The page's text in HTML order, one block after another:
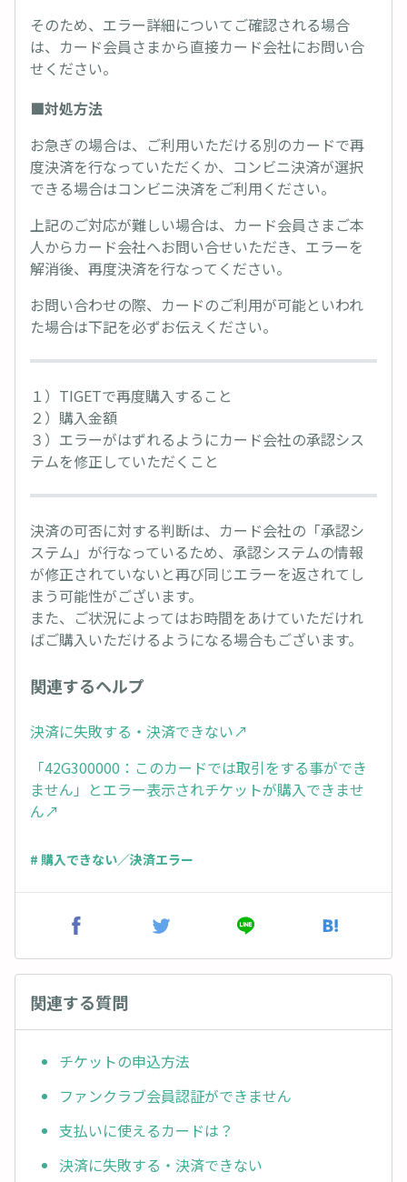
そのため、エラー詳細についてご確認される場合
は、カード会員さまから直接カード会社にお問い合
せください。
■対処方法
お急ぎの場合は、ご利用いただける別のカードで再
度決済を行なっていただくか、コンビニ決済が選択
できる場合はコンビニ決済をご利用ください。
上記のご対応が難しい場合は、カード会員さまご本
人からカード会社へお問い合せいただき、エラーを
解消後、再度決済を行なってください。
お問い合わせの際、カードのご利用が可能といわれ
た場合は下記を必ずお伝えください。
１）TIGETで再度購入すること
２）購入金額
３）エラーがはずれるようにカード会社の承認シス
テムを修正していただくこと
決済の可否に対する判断は、カード会社の「承認シ
ステム」が行なっているため、承認システムの情報
が修正されていないと再び同じエラーを返されてし
まう可能性がございます。
また、ご状況によってはお時間をあけていただけれ
ばご購入いただけるようになる場合もございます。
関連するヘルプ
決済に失敗する・決済できない↗︎
「42G300000：このカードでは取引をする事ができ
ません」とエラー表示されチケットが購入できませ
ん↗︎
# 購入できない／決済エラー
関連する質問
チケットの申込方法
ファンクラブ会員認証ができません
支払いに使えるカードは？
決済に失敗する・決済できない